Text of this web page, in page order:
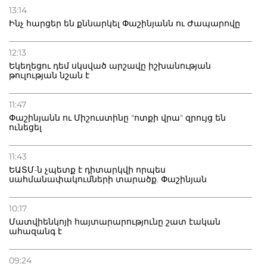
13:14
Ինչ հարցեր են քննարկել Փաշինյանն ու Ժապարովը
12:13
Եկեղեցու դեմ սկսված արշավը իշխանության
թուլության նշան է
11:47
Փաշինյանն ու Միշուստինը "ոտքի վրա" զրույց են
ունեցել
11:43
ԵԱՏՄ-ն չպետք է դիտարկվի որպես
սահմանափակումների տարածք. Փաշինյան
10:17
Մատվիենկոյի հայտարարությունը շատ էական
ահազանգ է
09:24